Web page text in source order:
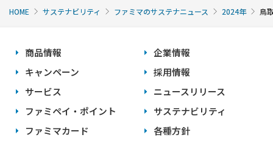
HOME サステナビリティ ファミマのサステナニュース 2024年 鳥
商品情報
キャンペーン
サービス
ファミペイ・ポイント
ファミマカード
企業情報
採用情報
ニュースリリース
サステナビリティ
各種方針